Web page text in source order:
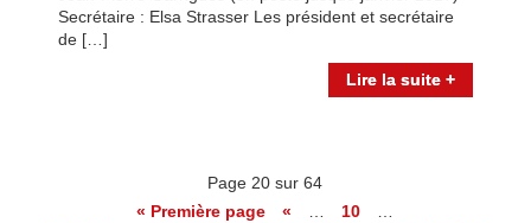
Secrétaire : Elsa Strasser Les président et secrétaire
de […]
Lire la suite +
Page 20 sur 64
« Première page
« 10